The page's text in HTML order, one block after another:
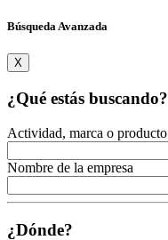
Búsqueda Avanzada
X
¿Qué estás buscando?
Actividad, marca o producto
Nombre de la empresa
¿Dónde?